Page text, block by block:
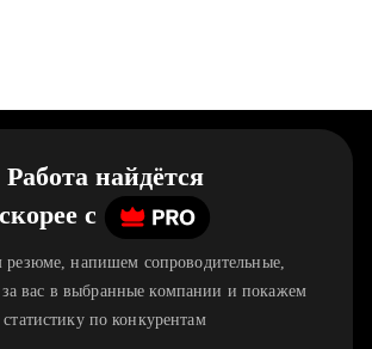
Работа найдётся
скорее c
напишем сопроводительные,
за вас в выбранные компании и покажем
статистику по конкурентам